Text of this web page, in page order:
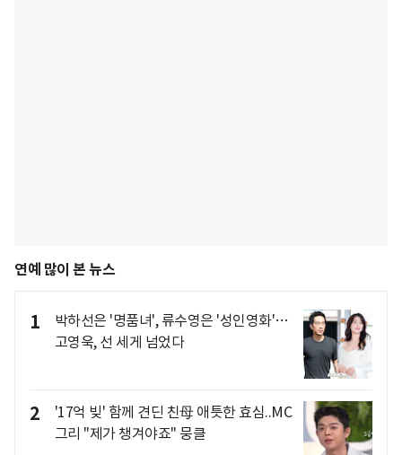
연예 많이 본 뉴스
1
박하선은 '명품녀', 류수영은 '성인영화'…
고영욱, 선 세게 넘었다
2
'17억 빚' 함께 견딘 친母 애틋한 효심..MC
그리 "제가 챙겨야죠" 뭉클